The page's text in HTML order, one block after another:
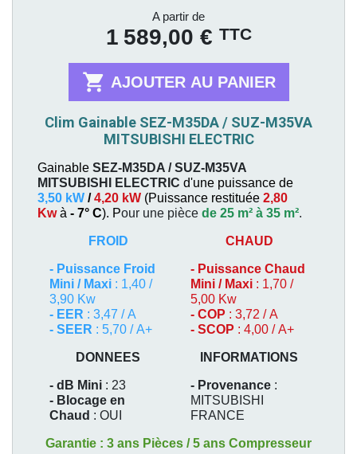
A partir de
1 589,00 € TTC
 AJOUTER AU PANIER
Clim Gainable SEZ-M35DA / SUZ-M35VA
MITSUBISHI ELECTRIC
Gainable SEZ-M35DA / SUZ-M35VA
MITSUBISHI ELECTRIC d'une puissance de
3,50 kW /4,20 kW (Puissance restituée 2,80
Kwà - 7° C). Pour une pièce de 25 m² à 35 m².
FROID
- Puissance Froid
Mini / Maxi : 1,40 /
3,90 Kw
- EER : 3,47 / A
- SEER : 5,70 / A+
CHAUD
- Puissance Chaud
Mini / Maxi : 1,70 /
5,00 Kw
- COP : 3,72 / A
- SCOP : 4,00 / A+
DONNEES
- dB Mini : 23
- Blocage en
Chaud : OUI
INFORMATIONS
- Provenance :
MITSUBISHI
FRANCE
Garantie : 3 ans Pièces / 5 ans Compresseur